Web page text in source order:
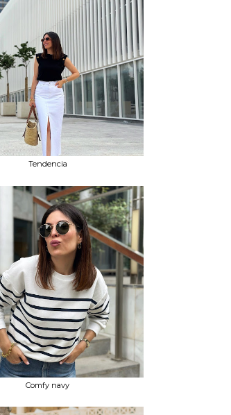
Tendencia
Comfy navy